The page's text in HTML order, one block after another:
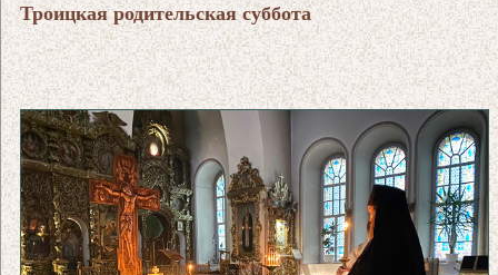
Троицкая родительская суббота